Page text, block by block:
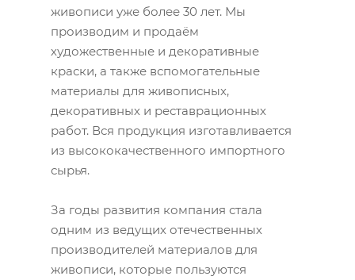
живописи уже более 30 лет. Мы
производим и продаём
художественные и декоративные
краски, а также вспомогательные
материалы для живописных,
декоративных и реставрационных
работ. Вся продукция изготавливается
из высококачественного импортного
сырья.
За годы развития компания стала
одним из ведущих отечественных
производителей материалов для
живописи, которые пользуются